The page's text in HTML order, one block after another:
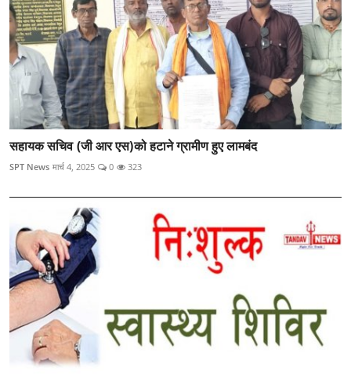
सहायक सचिव (जी आर एस)को हटाने ग्रामीण हुए लामबंद
SPT News मार्च 4, 2025 0 323